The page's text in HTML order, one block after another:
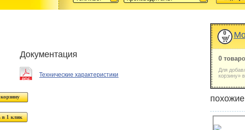
Документация
Технические характеристики
в 1 клик
0
0
Для
корзину»